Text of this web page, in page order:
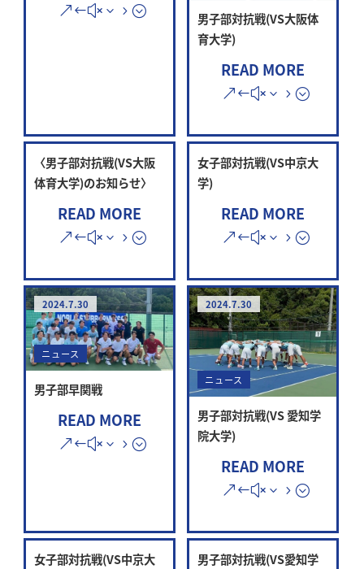
男子部対抗戦(VS大阪体
育大学)
READ MORE
〈男子部対抗戦(VS大阪
体育大学)のお知らせ〉
READ MORE
女子部対抗戦(VS中京大
学)
READ MORE
2024.7.30
ニュース
男子部早関戦
READ MORE
2024.7.30
ニュース
男子部対抗戦(VS 愛知学
院大学)
READ MORE
女子部対抗戦(VS中京大
男子部対抗戦(VS愛知学